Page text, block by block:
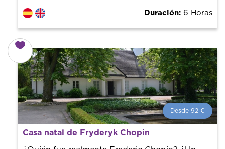
Duración: 6 Horas
Desde 92 €
Desde 92 € por persona.
¡Reserva con nosotros! Colaboramos con los mejores
guías de la ciudad para tener el mejor precio y servicio.
Casa natal de Fryderyk Chopin